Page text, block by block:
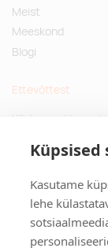
Küpsised
Kasutame
lehe
Meist
Meeskond
Blogi
Ettevõttest
Küsimused ja
Privaatsuspoliitika
Kontakt
Tulika põik 3, Tallinn
info@kinkston.ee